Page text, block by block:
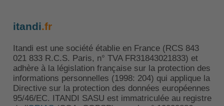
itandi.fr
Itandi est une société établie en France (RCS 843
021 833 R.C.S. Paris, n° TVA FR31843021833) et
adhère à la législation française sur la protection des
informations personnelles (1998: 204) qui applique la
Directive sur la protection des données européennes
95/46/EC. ITANDI SASU est immatriculée au registre